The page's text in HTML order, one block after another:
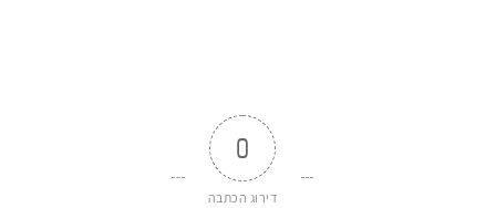
0
דירוג הכתבה